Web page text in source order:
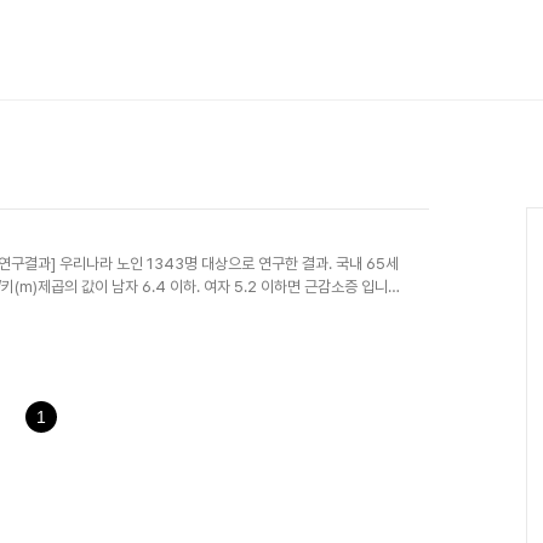
구결과] 우리나라 노인 1343명 대상으로 연구한 결과. 국내 65세
(m)제곱의 값이 남자 6.4 이하. 여자 5.2 이하면 근감소증 입니다.
1